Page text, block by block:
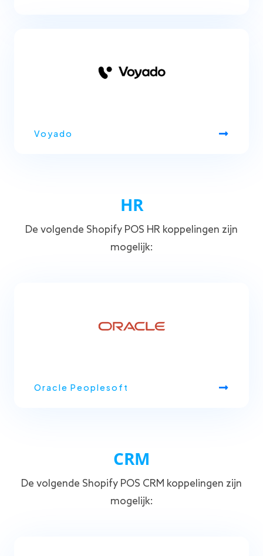
Voyado
HR
De volgende Shopify POS HR koppelingen zijn
mogelijk:
Oracle Peoplesoft
CRM
De volgende Shopify POS CRM koppelingen zijn
mogelijk: